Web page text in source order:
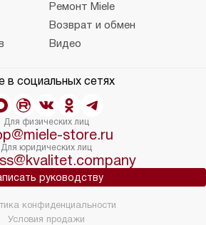
Ремонт Miele
Возврат и обмен
Видео
в социальных сетях
Для физических лиц
store.ru
Для юридических лиц
руководству
конфиденциальности
Условия продажи